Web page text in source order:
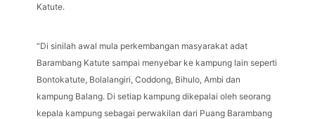
Katute.
“Di sinilah awal mula perkembangan masyarakat adat
Barambang Katute sampai menyebar ke kampung lain seperti
Bontokatute, Bolalangiri, Coddong, Bihulo, Ambi dan
kampung Balang. Di setiap kampung dikepalai oleh seorang
kepala kampung sebagai perwakilan dari Puang Barambang